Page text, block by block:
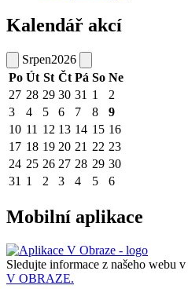
Kalendář akcí
Srpen2026
Po Út St Čt Pá So Ne
27 28 29 30 31 1
2
3
4 5 6 7 8
9
10 11 12 13 14 15 16
17 18 19 20 21 22 23
24 25 26 27 28 29 30
31 1 2 3 4 5 6
Mobilní aplikace
Sledujte informace z našeho webu v
V OBRAZE.